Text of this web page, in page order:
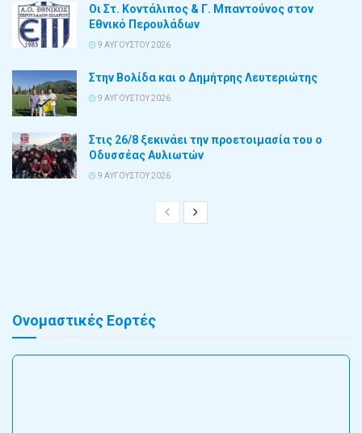
Οι Στ. Κοντάλιπος & Γ. Μπαντούνος στον
Εθνικό Περουλάδων
9 ΑΥΓΟΎΣΤΟΥ 2026
Στην Βολίδα και ο Δημήτρης Λευτεριώτης
9 ΑΥΓΟΎΣΤΟΥ 2026
Στις 26/8 ξεκινάει την προετοιμασία του ο
Οδυσσέας Αυλιωτών
9 ΑΥΓΟΎΣΤΟΥ 2026
Ονομαστικές Εορτές